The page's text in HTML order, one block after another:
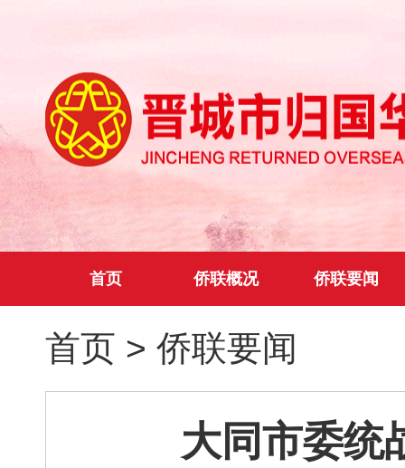
首页 侨联概况 侨联要闻
首页 > 侨联要闻
大同市委统